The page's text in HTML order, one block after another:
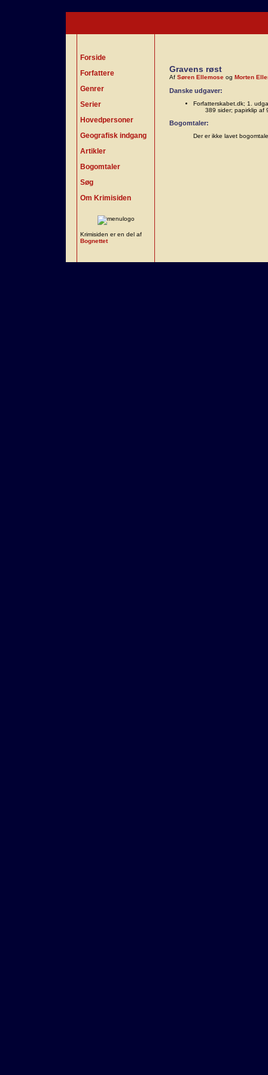
Forside
Forfattere
Genrer
Serier
Hovedpersoner
Geografisk indgang
Artikler
Bogomtaler
Søg
Om Krimisiden
Krimisiden er en del af
Bognettet
Gravens røst
Af Søren Ellemose og Morten
Danske udgaver:
Forfatterskabet.dk; 1.
389 sider; papirklip af
Bogomtaler:
Der er ikke lavet